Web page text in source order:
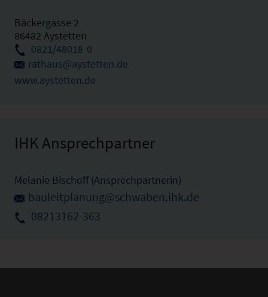
Bäckergasse 2
86482 Aystetten
0821/48018-0
rathaus@aystetten.de
www.aystetten.de
IHK Ansprechpartner
Melanie Bischoff (Ansprechpartnerin)
bauleitplanung@schwaben.ihk.de
08213162-363